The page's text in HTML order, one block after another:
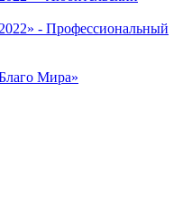
- Профессиональный
Мира»